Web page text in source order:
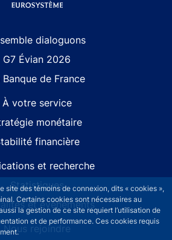
site des témoins de connexion, dits « cookies »,
Certains cookies sont nécessaires au
la gestion de ce site requiert l’utilisation de
et de performance. Ces cookies requis
dialoguons
G7 Évian 2026
Banque de France
À votre service
monétaire
financière
et recherche
Statistiques
et événements
Nous rejoindre